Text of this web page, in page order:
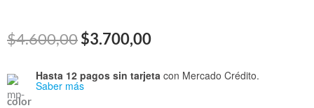
$4.600,00El
original
$3.700,00El
Hasta 12 pagos sin tarjeta con Mercado Crédito.
Saber más
color
Vaso
310cc